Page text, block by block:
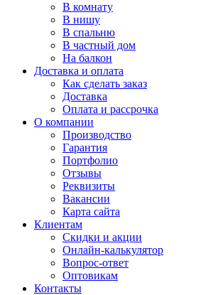
В комнату
В нишу
В спальню
В частный дом
На балкон
Доставка и оплата
Как сделать заказ
Доставка
Оплата и рассрочка
О компании
Производство
Гарантия
Портфолио
Отзывы
Реквизиты
Вакансии
Карта сайта
Клиентам
Скидки и акции
Онлайн-калькулятор
Вопрос-ответ
Оптовикам
Контакты